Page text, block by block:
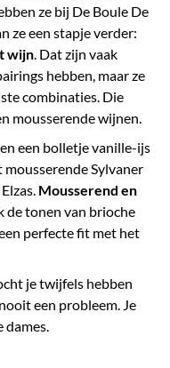
ze bij De Boule De
ze een stapje verder:
wijn. Dat zijn vaak
hebben, maar ze
combinaties. Die
mousserende wijnen.
een bolletje vanille-ijs
Sylvaner
Mousserend en
de tonen van brioche
perfecte fit met het
je twijfels hebben
een probleem. Je
dames.